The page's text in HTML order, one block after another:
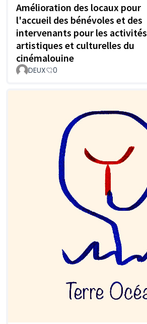
Amélioration des locaux pour
l'accueil des bénévoles et des
intervenants pour les activités
artistiques et culturelles du
cinémalouine
DEUX 0